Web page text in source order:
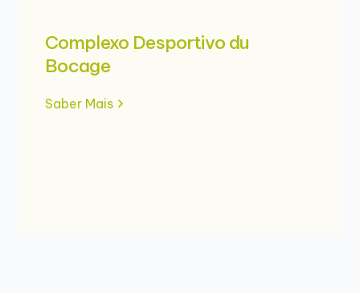
Complexo Desportivo du
Bocage
Saber Mais